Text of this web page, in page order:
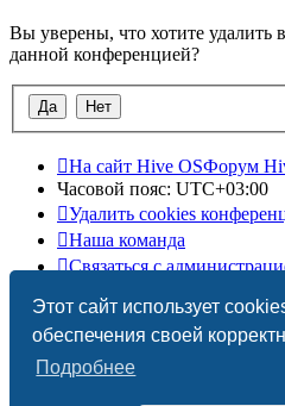
Этот сайт использует
обеспечения своей
Подробнее
Вы уверены, что хотите удалить
данной конференцией?
На сайт Hive OSФорум
Часовой пояс: UTC+03:00
Удалить cookies
Наша команда
Связаться с
Создано на основеphpBB ®
Русская поддержка phpBB